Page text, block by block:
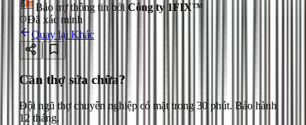
Bảo trợ thông tin bởi Công ty 1FIX™
Đã xác minh
Quay lại Khác
Cần thợ sửa chữa?
Đội ngũ thợ chuyên nghiệp có mặt trong 30 phút. Bảo hành
12 tháng.